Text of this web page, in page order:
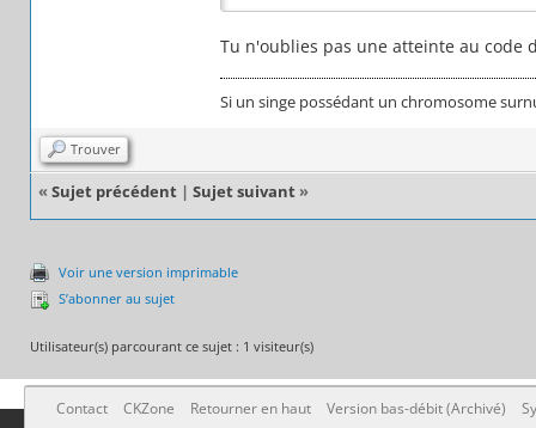
Tu n'oublies pas une atteinte au code
Si un singe possédant un chromosome
Trouver
« Sujet précédent | Sujet suivant »
Voir une version imprimable
S’abonner au sujet
Utilisateur(s) parcourant ce sujet : 1 visiteur(s)
Contact CKZone Retourner en haut Version bas-débit (Archivé)